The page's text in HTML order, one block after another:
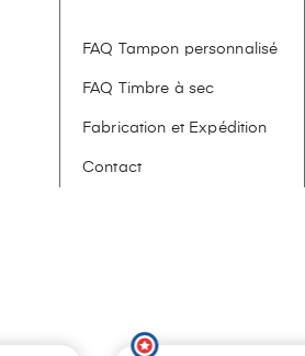
FAQ Tampon personnalisé
FAQ Timbre à sec
Fabrication et Expédition
Contact